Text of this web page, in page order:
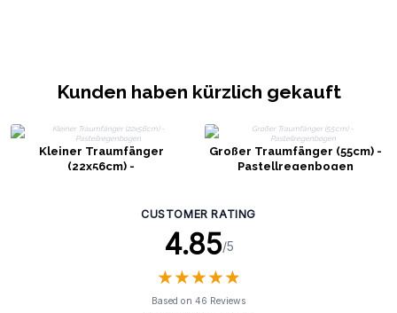
Kunden haben kürzlich gekauft
Kleiner Traumfänger
(22x56cm) -
Großer Traumfänger (55cm) -
Pastellregenbogen
CUSTOMER RATING
4.85/5
★★★★★
★★★★★
Based on 46 Reviews